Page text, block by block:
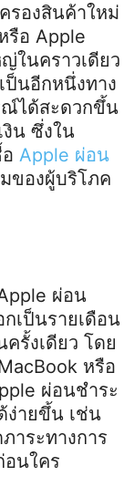
รองสินค้าใหม่
รือ Apple
ในคราวเดียว
ป็นอีกหนึ่งทาง
ณ์ได้สะดวกขึ้น
งิน ซึ่งใน
Apple ผ่อน
ของผู้บริโภค
ผ่อน
เป็นรายเดือน
รั้งเดียว โดย
หรือ
ผ่อนชำระ
ง่ายขึ้น เช่น
าระทางการ
อนใคร